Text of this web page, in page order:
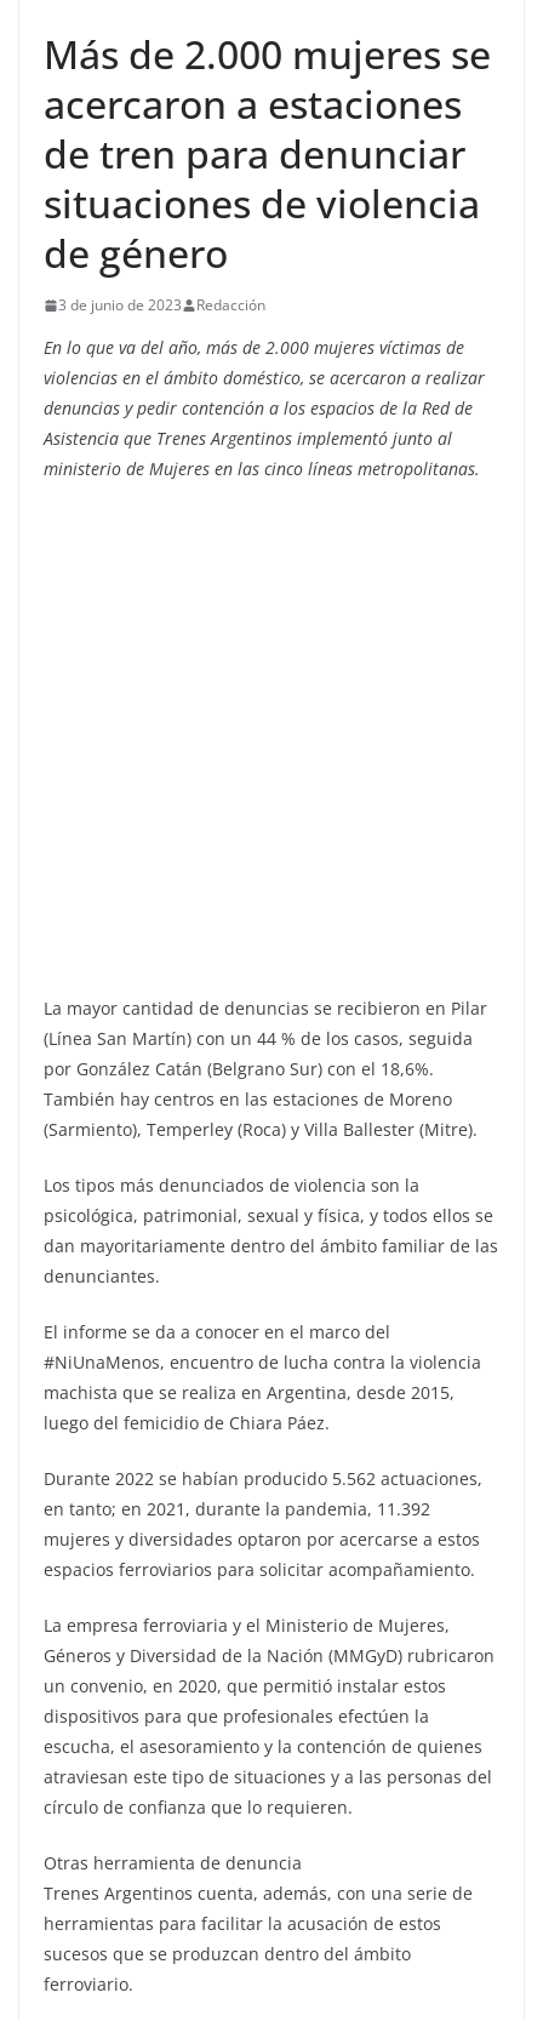
Más de 2.000 mujeres se
acercaron a estaciones
de tren para denunciar
situaciones de violencia
de género
3 de junio de 2023 Redacción
En lo que va del año, más de 2.000 mujeres víctimas de
violencias en el ámbito doméstico, se acercaron a realizar
denuncias y pedir contención a los espacios de la Red de
Asistencia que Trenes Argentinos implementó junto al
ministerio de Mujeres en las cinco líneas metropolitanas.
La mayor cantidad de denuncias se recibieron en Pilar
(Línea San Martín) con un 44 % de los casos, seguida
por González Catán (Belgrano Sur) con el 18,6%.
También hay centros en las estaciones de Moreno
(Sarmiento), Temperley (Roca) y Villa Ballester (Mitre).
Los tipos más denunciados de violencia son la
psicológica, patrimonial, sexual y física, y todos ellos se
dan mayoritariamente dentro del ámbito familiar de las
denunciantes.
El informe se da a conocer en el marco del
#NiUnaMenos, encuentro de lucha contra la violencia
machista que se realiza en Argentina, desde 2015,
luego del femicidio de Chiara Páez.
Durante 2022 se habían producido 5.562 actuaciones,
en tanto; en 2021, durante la pandemia, 11.392
mujeres y diversidades optaron por acercarse a estos
espacios ferroviarios para solicitar acompañamiento.
La empresa ferroviaria y el Ministerio de Mujeres,
Géneros y Diversidad de la Nación (MMGyD) rubricaron
un convenio, en 2020, que permitió instalar estos
dispositivos para que profesionales efectúen la
escucha, el asesoramiento y la contención de quienes
atraviesan este tipo de situaciones y a las personas del
círculo de confianza que lo requieren.
Otras herramienta de denuncia
Trenes Argentinos cuenta, además, con una serie de
herramientas para facilitar la acusación de estos
sucesos que se produzcan dentro del ámbito
ferroviario.